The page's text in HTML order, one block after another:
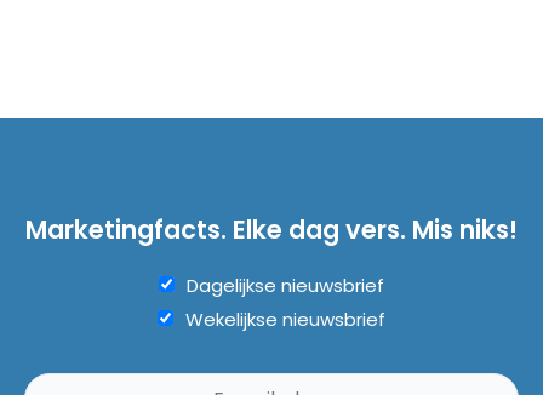
Marketingfacts. Elke dag vers. Mis niks!
Dagelijkse nieuwsbrief
Wekelijkse nieuwsbrief